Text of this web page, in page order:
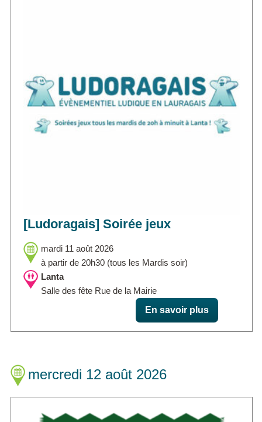
[Ludoragais] Soirée jeux
mardi 11 août 2026
à partir de 20h30 (tous les Mardis soir)
Lanta
Salle des fête Rue de la Mairie
En savoir plus
mercredi 12 août 2026